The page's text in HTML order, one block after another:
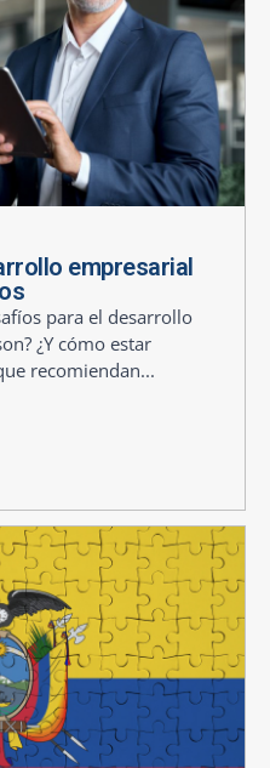
empresarial
para el desarrollo
¿Y cómo estar
recomiendan...